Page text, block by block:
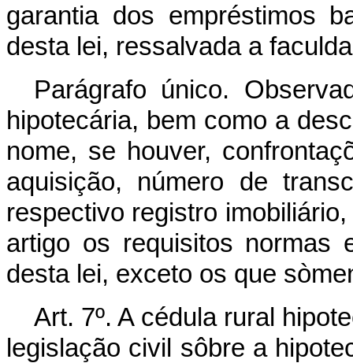
garantia dos empréstimos
desta lei, ressalvada a
Parágrafo único.
hipotecária, bem como a
nome, se houver,
aquisição, número de
respectivo registro
artigo os requisitos
desta lei, exceto os que
Art. 7º. A cédula rural
legislação civil sôbre a